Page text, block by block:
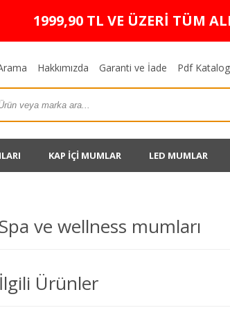
1999,90 TL VE ÜZERİ TÜM
Hakkımızda Garanti ve İade Pdf Katalog
KAP İÇİ MUMLAR LED MUMLAR
Spa ve wellness mumları
İlgili Ürünler